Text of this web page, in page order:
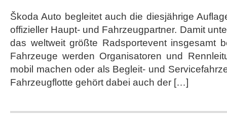
Škoda Auto begleitet auch die diesjährige
offizieller Haupt- und Fahrzeugpartner. Damit
das weltweit größte Radsportevent insgesamt
Fahrzeuge werden Organisatoren und
mobil machen oder als Begleit- und
Fahrzeugflotte gehört dabei auch der […]